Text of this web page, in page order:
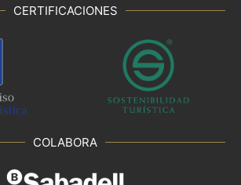
CERTIFICACIONES
COLABORA